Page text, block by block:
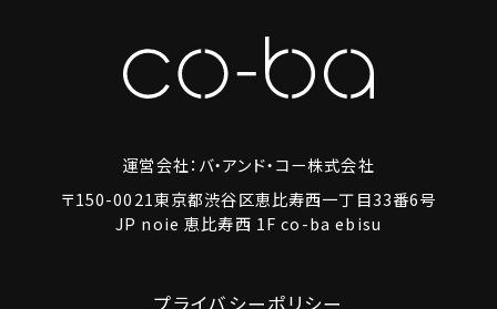
運営会社：バ・アンド・コー株式会社
〒150-0021東京都渋谷区恵比寿西一丁目33番6号
JP noie 恵比寿西 1F co-ba ebisu
プライバシーポリシー